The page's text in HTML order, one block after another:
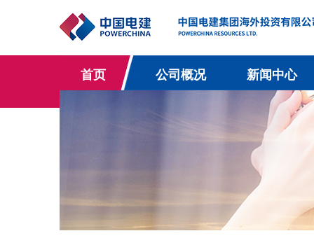
首页 公司概况 新闻中心